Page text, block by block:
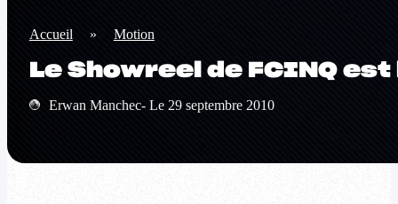
Accueil » Motion
Le Showreel de FCINQ est
Erwan Manchec- Le 29 septembre 2010